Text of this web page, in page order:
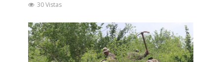
30 Vistas